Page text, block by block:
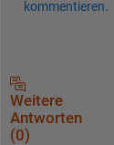
kommentieren.
Weitere
Antworten
(0)